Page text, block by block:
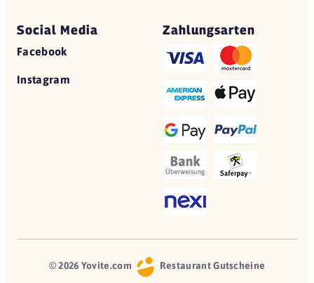
Social Media
Facebook
Instagram
Zahlungsarten
© 2026 Yovite.com Restaurant Gutscheine